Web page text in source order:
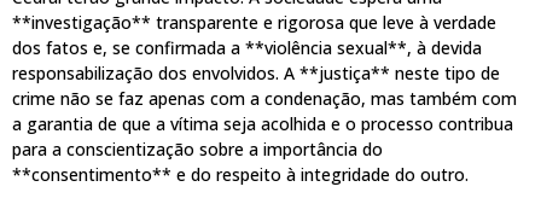
**investigação** transparente e rigorosa que leve à verdade
dos fatos e, se confirmada a **violência sexual**, à devida
responsabilização dos envolvidos. A **justiça** neste tipo de
crime não se faz apenas com a condenação, mas também com
a garantia de que a vítima seja acolhida e o processo contribua
para a conscientização sobre a importância do
**consentimento** e do respeito à integridade do outro.